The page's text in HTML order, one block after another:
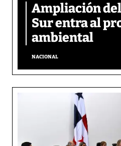
Ampliación
Sur entra al
ambiental
NACIONAL